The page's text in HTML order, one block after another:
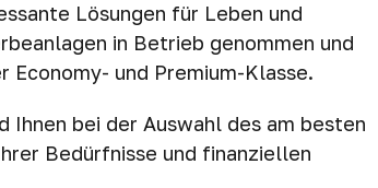
Lösungen für Leben und
in Betrieb genommen und
Economy- und Premium-Klasse.
Ihnen bei der Auswahl des am besten
Bedürfnisse und finanziellen